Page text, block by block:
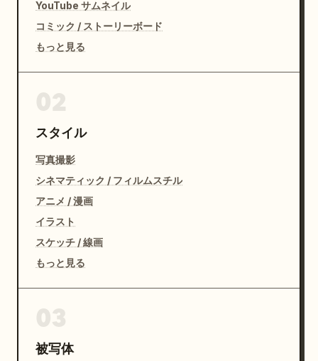
YouTube サムネイル
コミック / ストーリーボード
もっと見る
スタイル
写真撮影
シネマティック / フィルムスチル
アニメ / 漫画
イラスト
スケッチ / 線画
もっと見る
被写体